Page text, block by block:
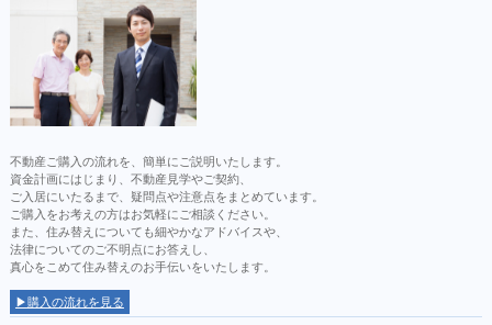
不動産ご購入の流れを、簡単にご説明いたします。
資金計画にはじまり、不動産見学やご契約、
ご入居にいたるまで、疑問点や注意点をまとめています。
ご購入をお考えの方はお気軽にご相談ください。
また、住み替えについても細やかなアドバイスや、
法律についてのご不明点にお答えし、
真心をこめて住み替えのお手伝いをいたします。
▶購入の流れを見る